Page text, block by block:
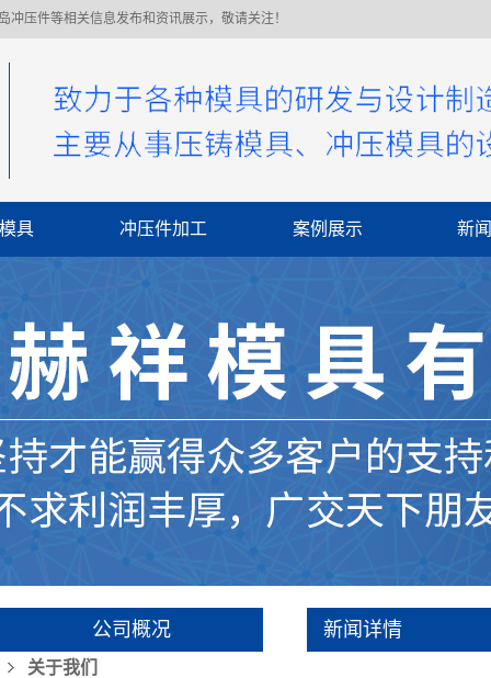
冲压件等相关信息发布和资讯展示，敬请关注！
具 冲压件加工 案例展示 新
常
公司概况
关于我们
新闻详情